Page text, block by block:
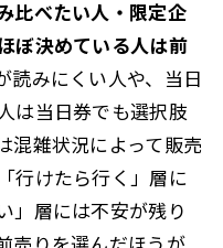
比べたい人・限定企
ぼ決めている人は前
読みにくい人や、当日
は当日券でも選択肢
混雑状況によって販売
行けたら行く」層に
」層には不安が残り